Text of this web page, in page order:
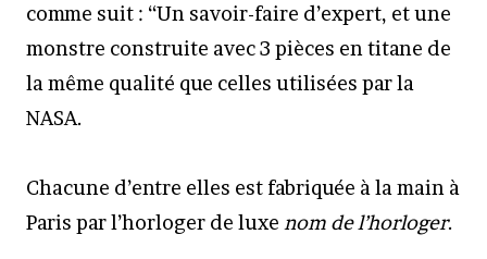
comme suit : “Un savoir-faire d’expert, et une
monstre construite avec 3 pièces en titane de
la même qualité que celles utilisées par la
NASA.
Chacune d’entre elles est fabriquée à la main à
Paris par l’horloger de luxe nom de l’horloger.